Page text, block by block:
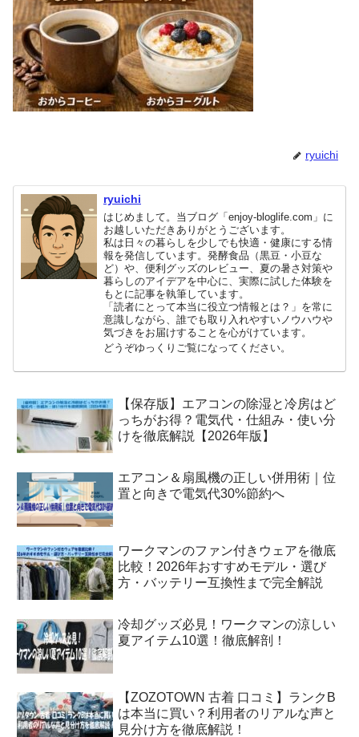
ryuichi
ryuichi
はじめまして。当ブログ「enjoy-bloglife.com」に
お越しいただきありがとうございます。
私は日々の暮らしを少しでも快適・健康にする情
報を発信しています。発酵食品（黒豆・小豆な
ど）や、便利グッズのレビュー、夏の暑さ対策や
暮らしのアイデアを中心に、実際に試した体験を
もとに記事を執筆しています。
「読者にとって本当に役立つ情報とは？」を常に
意識しながら、誰でも取り入れやすいノウハウや
気づきをお届けすることを心がけています。
どうぞゆっくりご覧になってください。
【保存版】エアコンの除湿と冷房はど
っちがお得？電気代・仕組み・使い分
けを徹底解説【2026年版】
エアコン＆扇風機の正しい併用術｜位
置と向きで電気代30%節約へ
ワークマンのファン付きウェアを徹底
比較！2026年おすすめモデル・選び
方・バッテリー互換性まで完全解説
冷却グッズ必見！ワークマンの涼しい
夏アイテム10選！徹底解剖！
【ZOZOTOWN 古着 口コミ】ランクB
は本当に買い？利用者のリアルな声と
見分け方を徹底解説！